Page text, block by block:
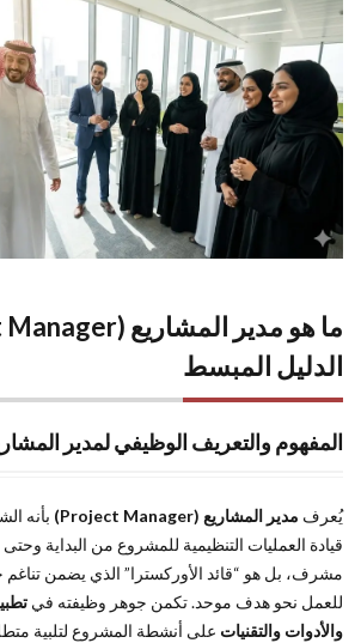
4
المهارات
الجوهرية
التي لا
غنى عنها
لأي مدير
مشاريع
ما
الفرق
والأدوار
القيادية
الأخرى؟
المسار
لمدير
المشاريع
في
السعودية:
الرواتب
والشهادات
الدليل المبسط
المفهوم والتعريف الوظيفي لمدير
يُعرف مدير المشاريع (Project Manager)
بأنه
قيادة العمليات التنظيمية للمشروع من البداية
مشرف، بل هو “قائد الأوركسترا” الذي يضمن تناغم
للعمل نحو هدف موحد. تكمن جوهر وظيفته في
والأدوات والتقنيات على أنشطة المشروع لتلبية